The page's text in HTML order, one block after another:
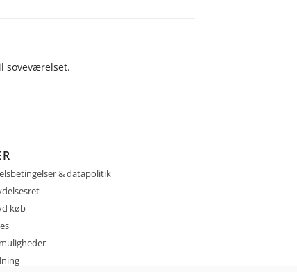
soveværelset.
& datapolitik
køb